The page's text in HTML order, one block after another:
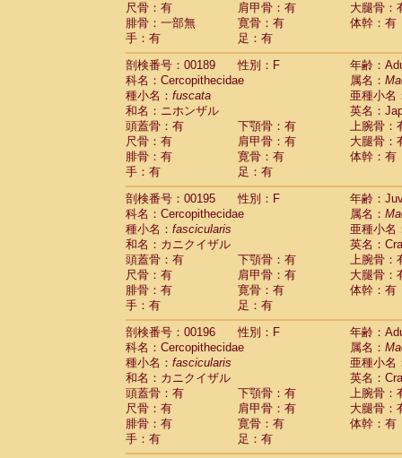
尺骨：有
肩甲骨：有
大腿骨：
腓骨：一部無
寛骨：有
体幹：有
手：有
足：有
剖検番号：00189
性別：F
年齢：
科名：Cercopithecidae
属名：
種小名： fuscata
亜種小名
和名：ニホンザル
英名：
頭蓋骨：有
下顎骨：有
上腕骨：
尺骨：有
肩甲骨：有
大腿骨：
腓骨：有
寛骨：有
体幹：有
手：有
足：有
剖検番号：00195
性別：F
年齢：
科名：Cercopithecidae
属名：
種小名： fascicularis
亜種小名
和名：カニクイザル
英名：
頭蓋骨：有
下顎骨：有
上腕骨：
尺骨：有
肩甲骨：有
大腿骨：
腓骨：有
寛骨：有
体幹：有
手：有
足：有
剖検番号：00196
性別：F
年齢：
科名：Cercopithecidae
属名：
種小名： fascicularis
亜種小名
和名：カニクイザル
英名：
頭蓋骨：有
下顎骨：有
上腕骨：
尺骨：有
肩甲骨：有
大腿骨：
腓骨：有
寛骨：有
体幹：有
手：有
足：有